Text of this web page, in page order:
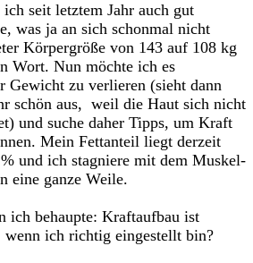
seit letztem Jahr auch gut
was ja an sich schonmal nicht
Körpergröße von 143 auf 108 kg
Wort. Nun möchte ich es
Gewicht zu verlieren (sieht dann
schön aus, weil die Haut sich nicht
und suche daher Tipps, um Kraft
Mein Fettanteil liegt derzeit
und ich stagniere mit dem Muskel-
eine ganze Weile.
ich behaupte: Kraftaufbau ist
wenn ich richtig eingestellt bin?